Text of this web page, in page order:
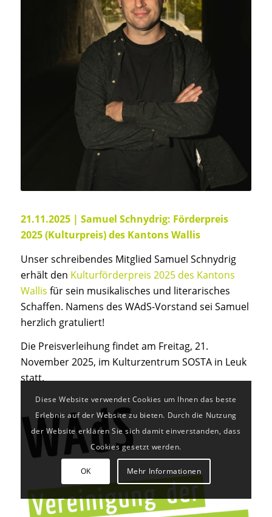
21.11.2025 | Samuel Schnydrig: Förderpreis
2025 (Kulturpreis) des Kantons Wallis
Unser schreibendes Mitglied Samuel Schnydrig
erhält den Kulturförderpreis 2025 des Kantons
Wallis für sein musikalisches und literarisches
Schaffen. Namens des WAdS-Vorstand sei Samuel
herzlich gratuliert!
Die Preisverleihung findet am Freitag, 21.
November 2025, im Kulturzentrum SOSTA in Leuk
statt.
Diese Website verwendet Cookies um Ihnen das beste
Erlebnis auf der Website zu bieten. Durch die Nutzung
der Website erklären Sie sich damit einverstanden, dass
Cookies gesetzt werden.
OK Mehr Informationen